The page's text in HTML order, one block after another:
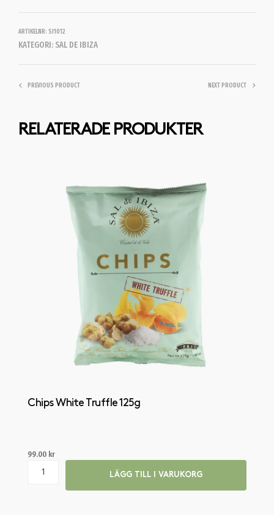
ARTIKELNR: SI1012
KATEGORI: SAL DE IBIZA
PREVIOUS PRODUCT NEXT PRODUCT
RELATERADE PRODUKTER
Chips White Truffle 125g
99.00 kr
LÄGG TILL I VARUKORG